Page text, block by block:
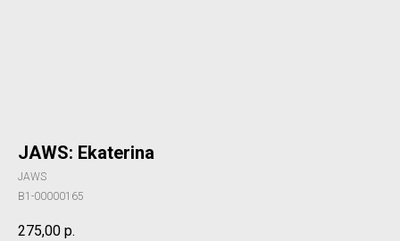
JAWS: Ekaterina
JAWS
B1-00000165
275,00 р.